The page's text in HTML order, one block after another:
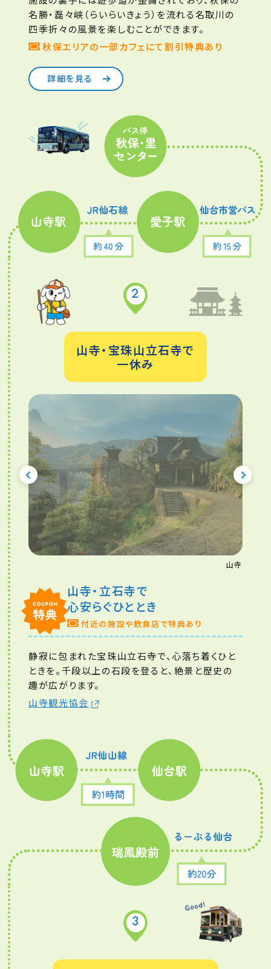
名勝・磊々峡（らいらいきょう）を流れる名取川の
四季折々の風景を楽しむことができます。
秋保エリアの一部カフェにて割引特典あり
詳細を見る
2
山寺・宝珠山立石寺で
一休み
山寺
山寺・立石寺で
心安らぐひととき
付近の施設や飲食店で特典あり
静寂に包まれた宝珠山立石寺で、心落ち着くひと
ときを。千段以上の石段を登ると、絶景と歴史の
趣が広がります。
山寺観光協会
3